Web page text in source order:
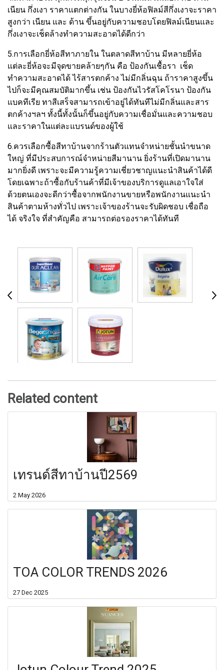
เนียน กึ่งเงา ราคาแตกต่างกัน ในบางยี่ห้อฟิลม์สีกึ่งเงาจะราคา
สูงกว่า เนียน และ ด้าน ขึ้นอยู่กับความชอบโดยฟิลม์เนียนและ
กึ่งเงาจะเช็ดล้างทำความสะอาดได้ดีกว่า
5.การเลือกยี่ห้อสีทาภายใน ในตลาดสีทาบ้าน มีหลายยี่ห้อ
แต่ละยี่ห้อจะมีจุดขายคล้ายๆกัน คือ ป้องกันเชื้อรา เช็ด
ทำความสะอาดได้ ไร้สารตกค้าง ไม่มีกลิ่นฉุน ถ้าราคาสูงขึ้น
ไปก็จะมีคุณสมบัติมากขึ้น เช่น ป้องกันไวรัสโคโรนา ป้องกัน
แบคทีเรีย ทาสีเสร็จสามารถเข้าอยู่ได้ทันทีไม่มีกลิ่นและสาร
ตกค้างฯลฯ ทั้งนี้ทั้งนั้นก็ขึ้นอยู่กับความเชื่อมั่นและความชอบ
และราคาในแต่ละแบรนด์ของผู้ใช้
6.ควรเลือกซื้อสีทาบ้านจากร้านตัวแทนจำหน่ายชั้นนำขนาด
ใหญ่ ที่มีประสบการณ์จำหน่ายสีมานาน ยิ่งร้านที่เปิดมานาน
มากยิ่งดี เพราะจะมีความรู้ความเชี่ยวชาญแนะนำสินค้าได้ดี
โดยเฉพาะถ้าซื้อกับร้านค้าที่มีเจ้าของบริการดูแลเอาใจใส่
ด้วยตนเองจะดีกว่าซื้อจากพนักงานขายหรือพนักงานแนะนำ
สินค้าตามห้างทั่วไป เพราะเจ้าของร้านจะรับผิดชอบ เชื่อถือ
ได้ จริงใจ ที่สำคัญคือ สามารถต่อรองราคาได้ทันที
Related content
เทรนด์สีทาบ้านปี2569
2 May 2026
TOA COLOR TRENDS 2026
27 Dec 2025